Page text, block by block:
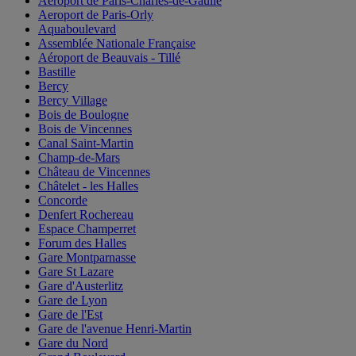
Aeroport de Paris-Orly
Aquaboulevard
Assemblée Nationale Française
Aéroport de Beauvais - Tillé
Bastille
Bercy
Bercy Village
Bois de Boulogne
Bois de Vincennes
Canal Saint-Martin
Champ-de-Mars
Château de Vincennes
Châtelet - les Halles
Concorde
Denfert Rochereau
Espace Champerret
Forum des Halles
Gare Montparnasse
Gare St Lazare
Gare d'Austerlitz
Gare de Lyon
Gare de l'Est
Gare de l'avenue Henri-Martin
Gare du Nord